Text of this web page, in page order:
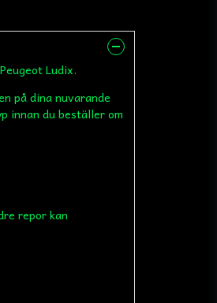
Ludix.
på dina nuvarande
innan du beställer om
repor kan